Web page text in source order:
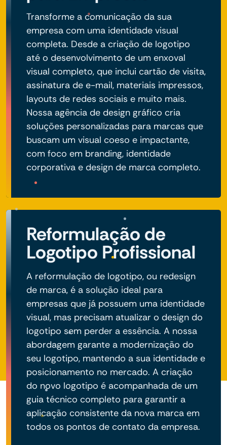
Transforme a comunicação da sua
empresa com uma identidade visual
completa. Desde a criação de logotipo
até o desenvolvimento de um enxoval
visual completo, que inclui cartão de visita,
assinatura de e-mail, materiais impressos,
layouts de redes sociais e muito mais.
Nossa agência de design gráfico cria
soluções personalizadas para marcas que
buscam um visual coeso e impactante,
com foco em branding, identidade
corporativa e design de marca completo.
Reformulação de
Logotipo Profissional
A reformulação de logotipo, ou redesign
de marca, é a solução ideal para
empresas que já possuem uma identidade
visual, mas precisam atualizar o design do
logotipo sem perder a essência. A nossa
abordagem garante a modernização do
seu logotipo, mantendo a sua identidade e
posicionamento no mercado. A criação
do novo logotipo é acompanhada de um
guia técnico completo para garantir a
aplicação consistente da nova marca em
todos os pontos de contato da empresa.